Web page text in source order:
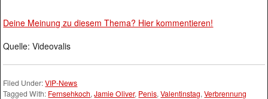
Deine Meinung zu diesem Thema? Hier kommentieren!
Quelle: Videovalis
Filed Under:VIP-News
Tagged With: Fernsehkoch,Jamie Oliver, Penis,Valentinstag,Verbrennung